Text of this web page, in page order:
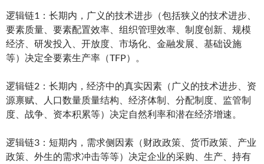
逻辑链1：长期内，广义的技术进步（包括狭义的技术进步、
要素质量、要素配置效率、组织管理效率、制度创新、规模
经济、研发投入、开放度、市场化、金融发展、基础设施
等）决定全要素生产率（TFP）。
逻辑链2：长期内，经济中的真实因素（广义的技术进步、资
源禀赋、人口数量质量结构、经济体制、分配制度、监管制
度、战争、资本积累等）决定自然利率和潜在经济增速。
逻辑链3：短期内，需求侧因素（财政政策、货币政策、产业
政策、外生的需求冲击等等）决定企业的采购、生产、持有